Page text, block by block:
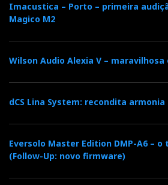
Imacustica – Porto – primeira
Magico M2
Wilson Audio Alexia V –
dCS Lina System: recondita armonia
Eversolo Master Edition DMP-A6 –
(Follow-Up: novo firmware)